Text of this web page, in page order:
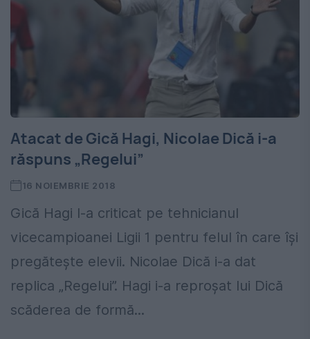
Atacat de Gică Hagi, Nicolae Dică i-a
răspuns „Regelui”
16 NOIEMBRIE 2018
Gică Hagi l-a criticat pe tehnicianul
vicecampioanei Ligii 1 pentru felul în care își
pregătește elevii. Nicolae Dică i-a dat
replica „Regelui”. Hagi i-a reproșat lui Dică
scăderea de formă...